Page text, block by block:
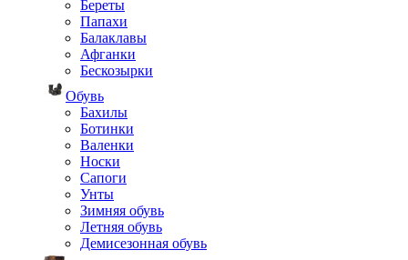
Береты
Папахи
Балаклавы
Афганки
Бескозырки
Обувь
Бахилы
Ботинки
Валенки
Носки
Сапоги
Унты
Зимняя обувь
Летняя обувь
Демисезонная обувь